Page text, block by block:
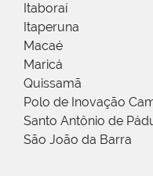
Itaboraí
Itaperuna
Macaé
Maricá
Quissamã
Polo de Inovação
Santo Antônio de
São João da Barra